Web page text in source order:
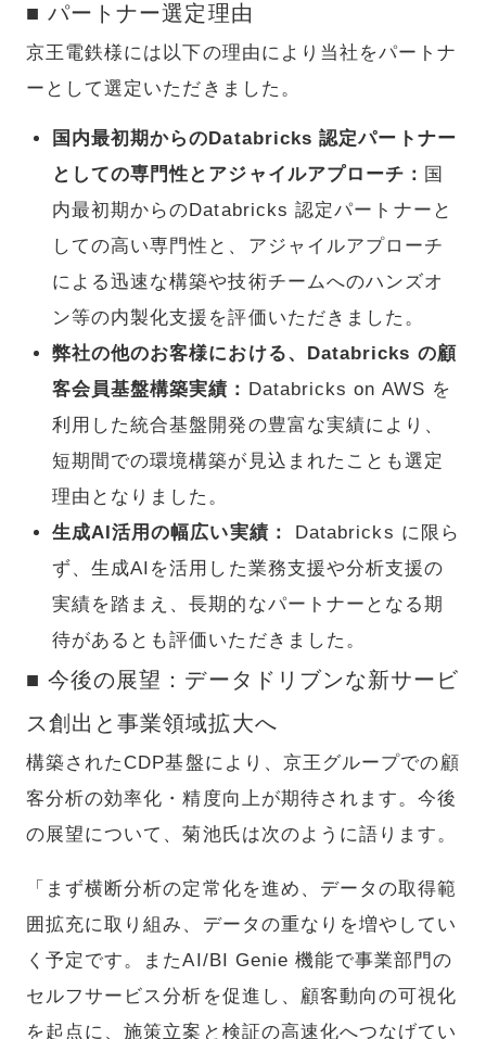
■ パートナー選定理由
京王電鉄様には以下の理由により当社をパートナ
ーとして選定いただきました。
国内最初期からのDatabricks 認定パートナー
としての専門性とアジャイルアプローチ： 国
内最初期からのDatabricks 認定パートナーと
しての高い専門性と、アジャイルアプローチ
による迅速な構築や技術チームへのハンズオ
ン等の内製化支援を評価いただきました。
弊社の他のお客様における、Databricks の顧
客会員基盤構築実績： Databricks on AWS を
利用した統合基盤開発の豊富な実績により、
短期間での環境構築が見込まれたことも選定
理由となりました。
生成AI活用の幅広い実績：
Databricks に限ら
ず、生成AIを活用した業務支援や分析支援の
実績を踏まえ、長期的なパートナーとなる期
待があるとも評価いただきました。
■ 今後の展望：データドリブンな新サービ
ス創出と事業領域拡大へ
構築されたCDP基盤により、京王グループでの顧
客分析の効率化・精度向上が期待されます。今後
の展望について、菊池氏は次のように語ります。
「まず横断分析の定常化を進め、データの取得範
囲拡充に取り組み、データの重なりを増やしてい
く予定です。またAI/BI Genie 機能で事業部門の
セルフサービス分析を促進し、顧客動向の可視化
を起点に、施策立案と検証の高速化へつなげてい